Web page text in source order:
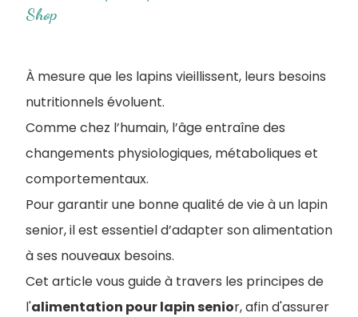
Shop
À mesure que les lapins vieillissent, leurs besoins
nutritionnels évoluent.
Comme chez l’humain, l’âge entraîne des
changements physiologiques, métaboliques et
comportementaux.
Pour garantir une bonne qualité de vie à un lapin
senior, il est essentiel d’adapter son alimentation
à ses nouveaux besoins.
Cet article vous guide à travers les principes de
l'alimentation pour lapin senior, afin d'assurer